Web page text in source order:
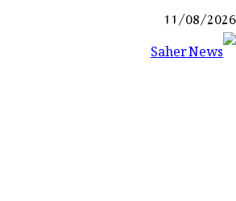
Skip
to
11/08/2026